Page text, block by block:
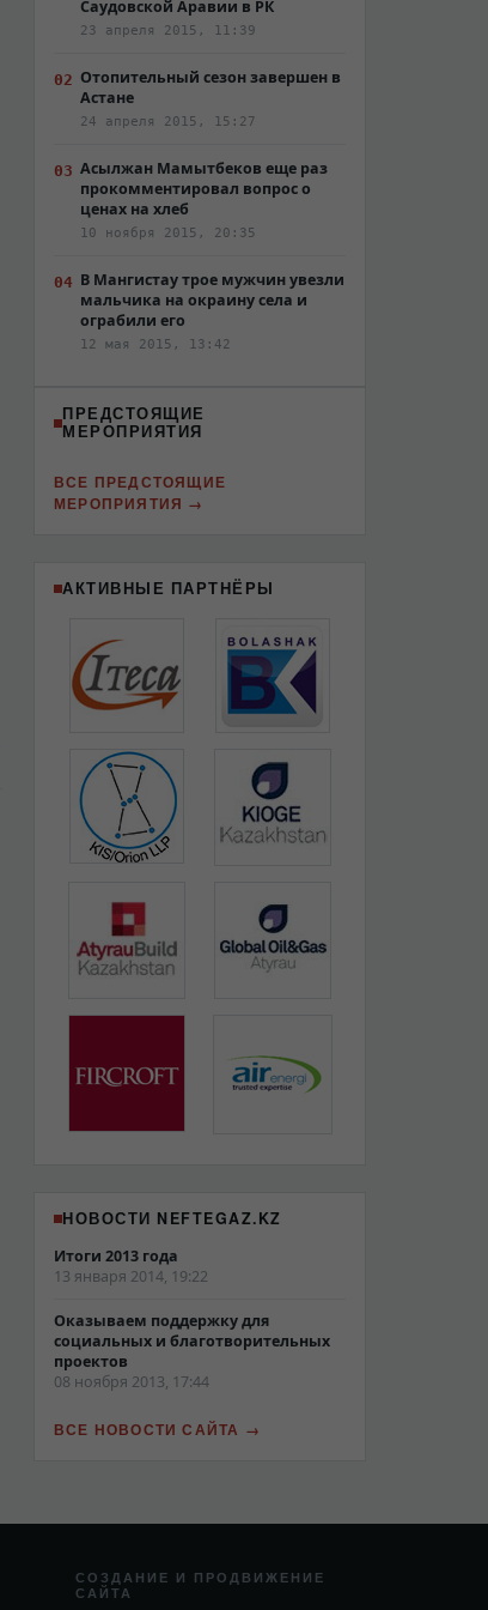
Саудовской Аравии в РК
23 апреля 2015, 11:39
Отопительный сезон завершен в
Астане
24 апреля 2015, 15:27
Асылжан Мамытбеков еще раз
прокомментировал вопрос о
ценах на хлеб
10 ноября 2015, 20:35
В Мангистау трое мужчин увезли
мальчика на окраину села и
ограбили его
12 мая 2015, 13:42
ПРЕДСТОЯЩИЕ
МЕРОПРИЯТИЯ
ВСЕ ПРЕДСТОЯЩИЕ
МЕРОПРИЯТИЯ
АКТИВНЫЕ ПАРТНЁРЫ
НОВОСТИ NEFTEGAZ.KZ
Итоги 2013 года
13 января 2014, 19:22
Оказываем поддержку для
социальных и благотворительных
проектов
08 ноября 2013, 17:44
ВСЕ НОВОСТИ САЙТА
СОЗДАНИЕ И ПРОДВИЖЕНИЕ
САЙТА